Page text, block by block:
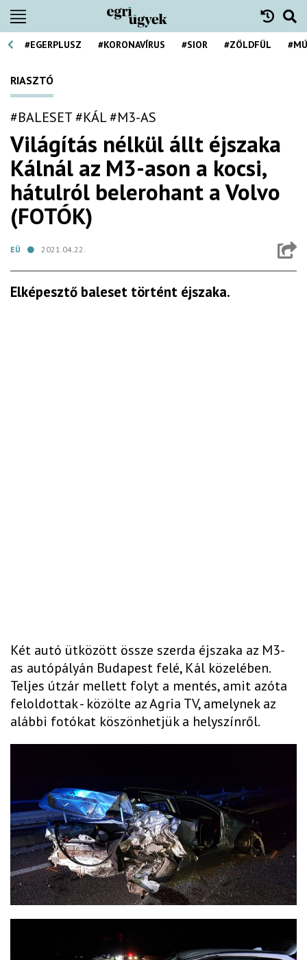
#EGERPLUSZ #KORONAVÍRUS #SIOR #ZÖLDFÜL
RIASZTÓ
#BALESET#KÁL#M3-AS
Világítás nélkül állt éjszaka
Kálnál az M3-ason a kocsi,
hátulról belerohant a Volvo
(FOTÓK)
EÜ 2021.04.22.
Elképesztő baleset történt éjszaka.
Két autó ütközött össze szerda éjszaka az M3-
as autópályán Budapest felé, Kál közelében.
Teljes útzár mellett folyt a mentés, amit azóta
feloldottak - közölte az Agria TV, amelynek az
alábbi fotókat köszönhetjük a helyszínről.